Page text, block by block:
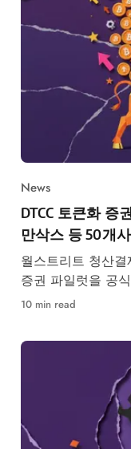
News
DTCC 토큰화 증
만삭스 등 50개
월스트리트 청산
증권 파일럿을 공
등 50개사 참여,
10 min read